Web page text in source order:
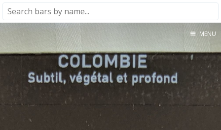
About
★★★★★
★★★★☆
MENU